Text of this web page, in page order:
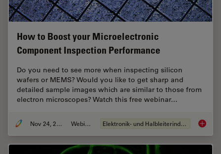
How to Boost your Microelectronic
Component Inspection Performance
Do you need to see more when inspecting silicon
wafers or MEMS? Would you like to get sharp and
detailed sample images which are similar to those from
electron microscopes? Watch this free webinar…
Nov 24, 2021 Webinar Elektronik- und Halbleiterindustrie How to